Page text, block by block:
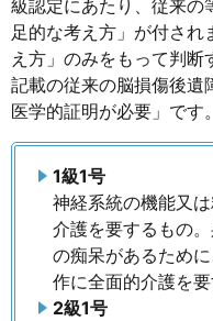
級認定にあたり、従来の
足的な考え方」が付さ
え方」のみをもって判
記載の従来の脳損傷後遺
医学的証明が必要」で
1級1号
神経系統の機能又
介護を要するもの
の痴呆があるため
作に全面的介護を要
2級1号